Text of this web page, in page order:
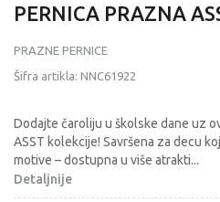
PERNICA PRAZNA
PRAZNE PERNICE
Šifra artikla: NNC61922
Dodajte čaroliju u školske dane uz
ASST kolekcije! Savršena za decu
motive – dostupna u više atrakti...
Detaljnije